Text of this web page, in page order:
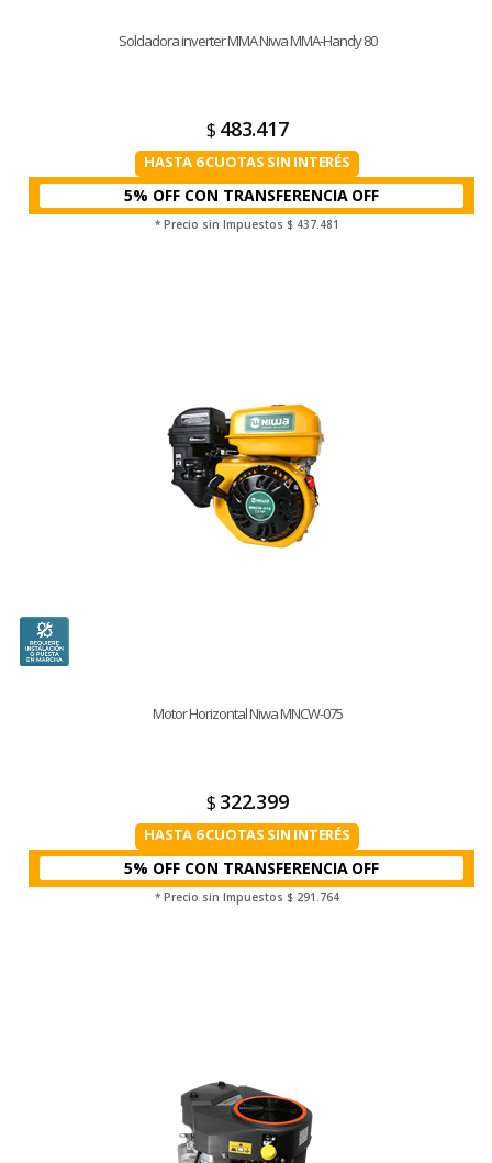
Soldadora inverter MMA Niwa MMA-Handy 80
$ 483.417
HASTA 6 CUOTAS SIN INTERÉS
5% OFF CON TRANSFERENCIA
* Precio sin Impuestos $ 437.481
Motor Horizontal Niwa MNCW-075
$ 322.399
HASTA 6 CUOTAS SIN INTERÉS
5% OFF CON TRANSFERENCIA
* Precio sin Impuestos $ 291.764